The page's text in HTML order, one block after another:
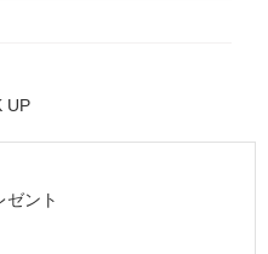
UP
ゼント